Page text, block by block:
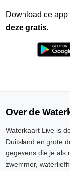
Download de app
deze gratis.
Over de
Waterkaart Live is
Duitsland en grote
gegevens die je als
zwemmer,